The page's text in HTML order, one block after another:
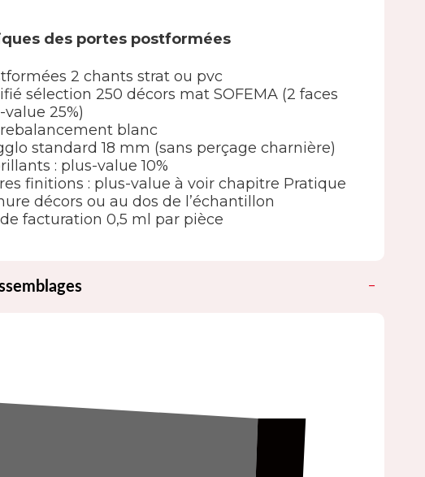
des portes postformées
2 chants strat ou pvc
sélection 250 décors mat SOFEMA (2 faces
25%)
blanc
standard 18 mm (sans perçage charnière)
: plus-value 10%
finitions : plus-value à voir chapitre Pratique
décors ou au dos de l’échantillon
facturation 0,5 ml par pièce